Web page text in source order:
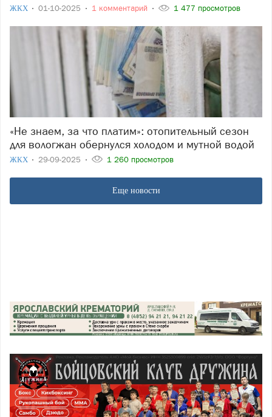
ЖКХ 01-10-2025 1 комментарий 1 477 просмотров
«Не знаем, за что платим»: отопительный сезон
для вологжан обернулся холодом и мутной водой
ЖКХ 29-09-2025 1 260 просмотров
Еще новости